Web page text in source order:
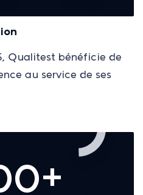
Qualitest bénéficie de
au service de ses